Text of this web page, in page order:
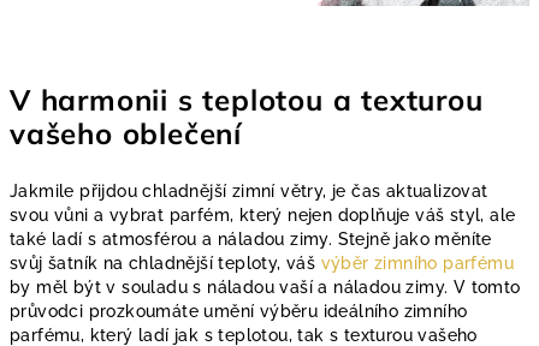
V harmonii s teplotou a texturou
vašeho oblečení
Jakmile přijdou chladnější zimní větry, je čas aktualizovat
svou vůni a vybrat parfém, který nejen doplňuje váš styl, ale
také ladí s atmosférou a náladou zimy. Stejně jako měníte
svůj šatník na chladnější teploty, váš výběr zimního parfému
by měl být v souladu s náladou vaší a náladou zimy. V tomto
průvodci prozkoumáte umění výběru ideálního zimního
parfému, který ladí jak s teplotou, tak s texturou vašeho